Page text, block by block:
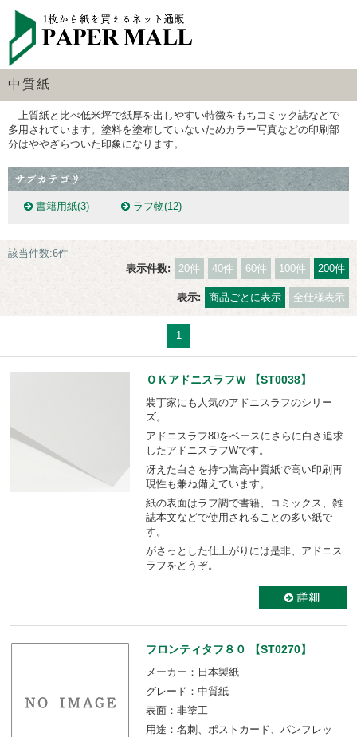
中質紙
上質紙と比べ低米坪で紙厚を出しやすい特徴をもちコミック誌などで
多用されています。塗料を塗布していないためカラー写真などの印刷部
分はややざらついた印象になります。
書籍用紙(3) ラフ物(12)
該当件数:6件
表示件数:
20件 40件 60件 100件 200件
表示: 商品ごとに表示 全仕様表示
1
ＯＫアドニスラフＷ 【ST0038】
装丁家にも人気のアドニスラフのシリー
ズ。
アドニスラフ80をベースにさらに白さ追求
したアドニスラフWです。
冴えた白さを持つ嵩高中質紙で高い印刷再
現性も兼ね備えています。
紙の表面はラフ調で書籍、コミックス、雑
誌本文などで使用されることの多い紙で
す。
がさっとした仕上がりには是非、アドニス
ラフをどうぞ。
フロンティタフ８０ 【ST0270】
メーカー：日本製紙
グレード：中質紙
表面：非塗工
用途：名刺、ポストカード、パンフレッ